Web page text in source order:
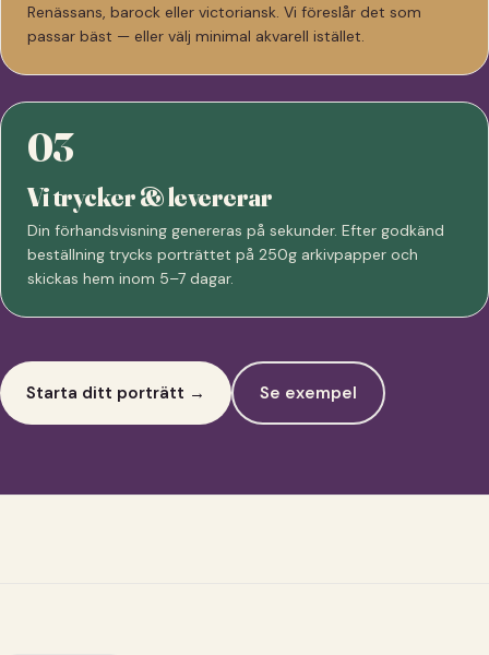
Renässans, barock eller victoriansk. Vi föreslår det som
passar bäst — eller välj minimal akvarell istället.
03
Vi trycker & levererar
Din förhandsvisning genereras på sekunder. Efter godkänd
beställning trycks porträttet på 250g arkivpapper och
skickas hem inom 5–7 dagar.
Starta ditt porträtt → Se exempel